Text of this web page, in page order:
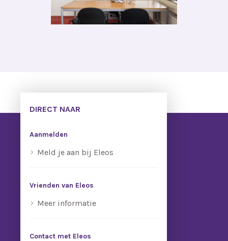
DIRECT NAAR
Aanmelden
Meld je aan bij Eleos
Vrienden van Eleos
Meer informatie
Contact met Eleos